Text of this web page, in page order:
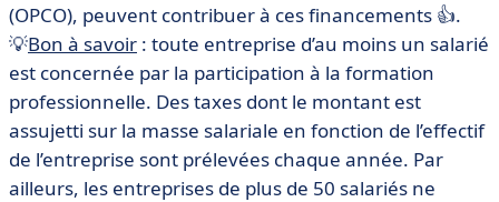
(OPCO), peuvent contribuer à ces financements 👍.
💡Bon à savoir : toute entreprise d’au moins un salarié
est concernée par la participation à la formation
professionnelle. Des taxes dont le montant est
assujetti sur la masse salariale en fonction de l’effectif
de l’entreprise sont prélevées chaque année. Par
ailleurs, les entreprises de plus de 50 salariés ne